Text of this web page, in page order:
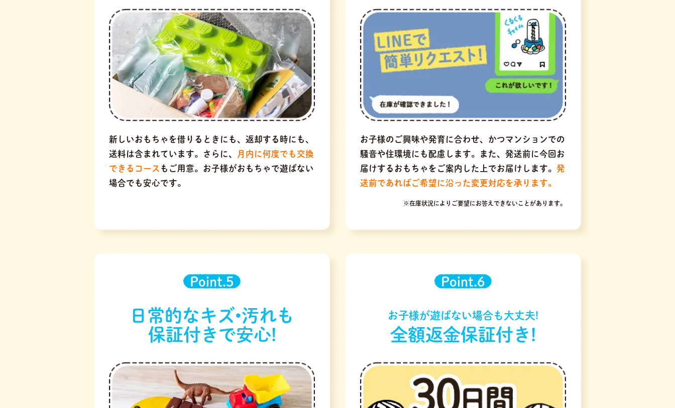
新しいおもちゃを借りるときにも、返却する時にも、
送料は含まれています。さらに、
月内に何度でも交換
できるコース もご用意。お子様がおもちゃで遊ばない
場合でも安心です。
お子様のご興味や発育に合わせ、かつマンションでの
騒音や住環境にも配慮します。また、発送前に今回お
届けするおもちゃをご案内した上でお届けします。 発
送前であればご希望に沿った変更対応を承ります。
※在庫状況によりご要望にお答えできないことがあります。
Point.5
日常的なキズ•汚れも
保証付きで安心!
Point.6
お子様が遊ばない場合も大丈夫!
全額返金保証付き!